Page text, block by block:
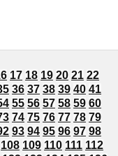
17 18 19 20 21 22
36 37 38 39 40 41
55 56 57 58 59 60
74 75 76 77 78 79
93 94 95 96 97 98
108 109 110 111 112